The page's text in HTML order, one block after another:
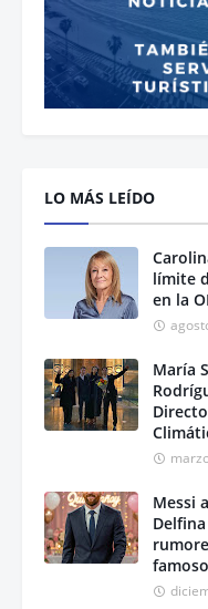
LO MÁS LEÍDO
límite
en la
María
Messi